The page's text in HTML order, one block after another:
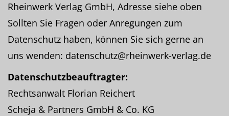
Rheinwerk Verlag GmbH, Adresse siehe oben
Sollten Sie Fragen oder Anregungen zum
Datenschutz haben, können Sie sich gerne an
uns wenden: datenschutz@rheinwerk-verlag.de
Datenschutzbeauftragter:
Rechtsanwalt Florian Reichert
Scheja & Partners GmbH & Co. KG